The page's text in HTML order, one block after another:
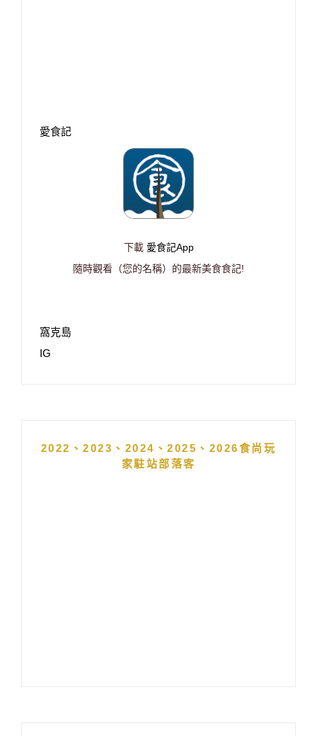
愛食記
下載 愛食記App
隨時觀看（您的名稱）的最新美食食記!
窩克島
IG
2022、2023、2024、2025、2026食尚玩
家駐站部落客